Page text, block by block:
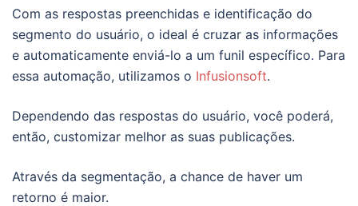
Com as respostas preenchidas e identificação do
segmento do usuário, o ideal é cruzar as informações
e automaticamente enviá-lo a um funil específico. Para
essa automação, utilizamos o Infusionsoft.
Dependendo das respostas do usuário, você poderá,
então, customizar melhor as suas publicações.
Através da segmentação, a chance de haver um
retorno é maior.